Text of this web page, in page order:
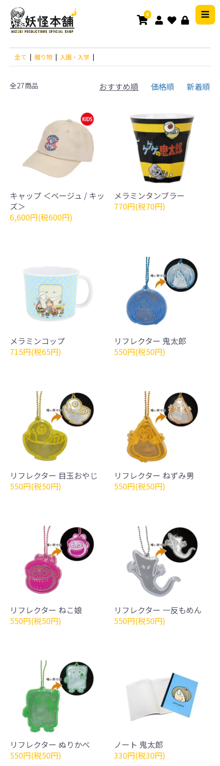
0
全て | 贈り物 | 入園・入学 |
全27商品 おすすめ順 価格順 新着順
キャップ ＜ベージュ / キッ
ズ＞
6,600円(税600円)
メラミンタンブラー
770円(税70円)
メラミンコップ
715円(税65円)
リフレクター 鬼太郎
550円(税50円)
リフレクター 目玉おやじ
550円(税50円)
リフレクター ねずみ男
550円(税50円)
リフレクター ねこ娘
550円(税50円)
リフレクター 一反もめん
550円(税50円)
リフレクター ぬりかべ
550円(税50円)
ノート 鬼太郎
330円(税30円)